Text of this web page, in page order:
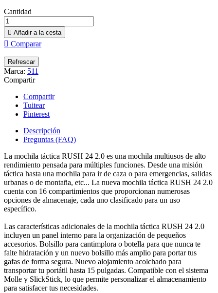
Cantidad
 Añadir a la cesta
 Comparar
Marca: 511
Compartir
Compartir
Tuitear
Pinterest
Descripción
Preguntas (FAQ)
La mochila táctica RUSH 24 2.0 es una mochila multiusos de alto
rendimiento pensada para múltiples funciones. Desde una misión
táctica hasta una mochila para ir de caza o para emergencias, salidas
urbanas o de montaña, etc... La nueva mochila táctica RUSH 24 2.0
cuenta con 16 compartimientos que proporcionan numerosas
opciones de almacenaje, cada uno clasificado para un uso
específico.
Las características adicionales de la mochila táctica RUSH 24 2.0
incluyen un panel interno para la organización de pequeños
accesorios. Bolsillo para cantimplora o botella para que nunca te
falte hidratación y un nuevo bolsillo más amplio para portar tus
gafas de forma segura. Nuevo alojamiento acolchado para
transportar tu portátil hasta 15 pulgadas. Compatible con el sistema
Molle y SlickStick, lo que permite personalizar el almacenamiento
para satisfacer tus necesidades.